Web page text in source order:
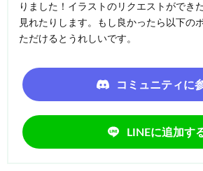
りました！イラストのリクエストができ
見れたりします。もし良かったら以下の
ただけるとうれしいです。
コミュニティに
LINEに追加す